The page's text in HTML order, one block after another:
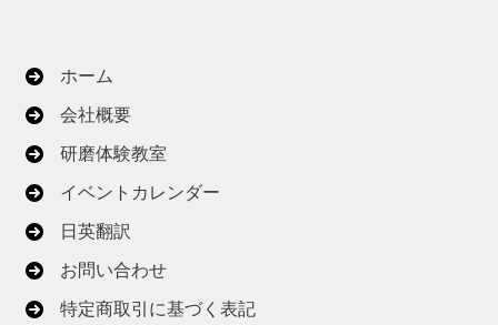
ホーム
会社概要
研磨体験教室
イベントカレンダー
日英翻訳
お問い合わせ
特定商取引に基づく表記